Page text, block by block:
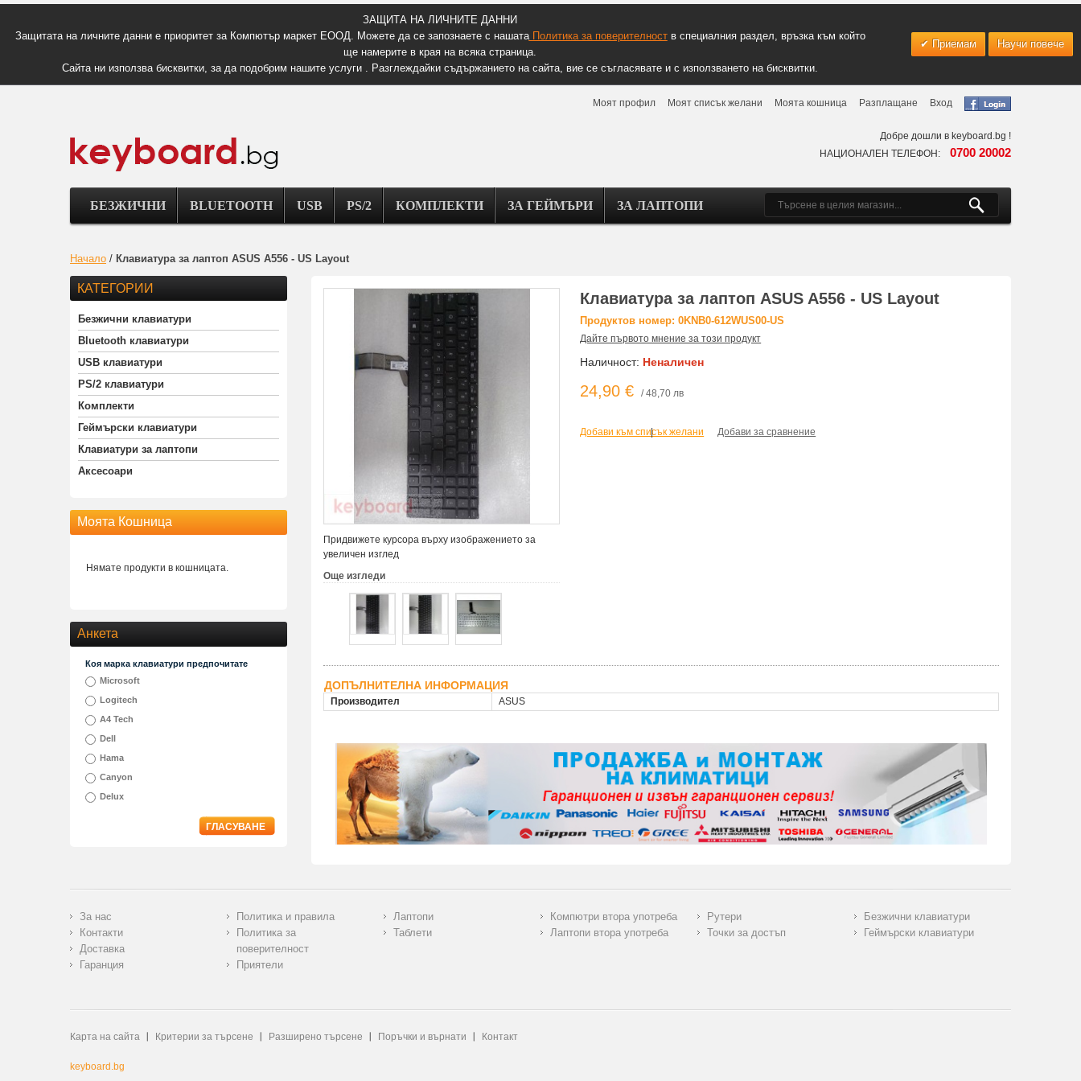
ЗАЩИТА НА ЛИЧНИТЕ ДАННИ
Защитата на личните данни е приоритет за Компютър маркет ЕООД. Можете да се запознаете с нашатаПолитика за поверителноств специалния раздел, връзка към който
ще намерите в края на всяка страница.
Сайта ни използва бисквитки, за да подобрим нашите услуги . Разглеждайки съдържанието на сайта, вие се съгласявате и с използването на бисквитки.
Приемам Научи повече
Моят профил Моят списък желани Моята кошница Разплащане Вход
Добре дошли в keyboard.bg !
НАЦИОНАЛЕН ТЕЛЕФОН: 0700 20002
БЕЗЖИЧНИ BLUETOOTH USB PS/2 КОМПЛЕКТИ ЗА ГЕЙМЪРИ ЗА ЛАПТОПИ
Начало / Клавиатура за лаптоп ASUS A556 - US Layout
Придвижете курсора върху изображението за
увеличен изглед
Още изгледи
Клавиатура за лаптоп ASUS A556 - US Layout
Продуктов номер: 0KNB0-612WUS00-US
Дайте първото мнение за този продукт
Наличност: Неналичен
24,90 € / 48,70 лв
Добави към списък желани
| Добави за сравнение
ДОПЪЛНИТЕЛНА ИНФОРМАЦИЯ
Производител ASUS
КАТЕГОРИИ
Безжични клавиатури
Bluetooth клавиатури
USB клавиатури
PS/2 клавиатури
Комплекти
Геймърски клавиатури
Клавиатури за лаптопи
Аксесоари
Моята Кошница
Нямате продукти в кошницата.
Анкета
Коя марка клавиатури предпочитате
Microsoft
Logitech
A4 Tech
Dell
Hama
Canyon
Delux
ГЛАСУВАНЕ
За нас
Контакти
Доставка
Гаранция
Политика и правила
Политика за
поверителност
Приятели
Лаптопи
Таблети
Компютри втора употреба
Лаптопи втора употреба
Рутери
Точки за достъп
Безжични клавиатури
Геймърски клавиатури
Карта на сайта Критерии за търсене Разширено търсене Поръчки и върнати Контакт
keyboard.bg